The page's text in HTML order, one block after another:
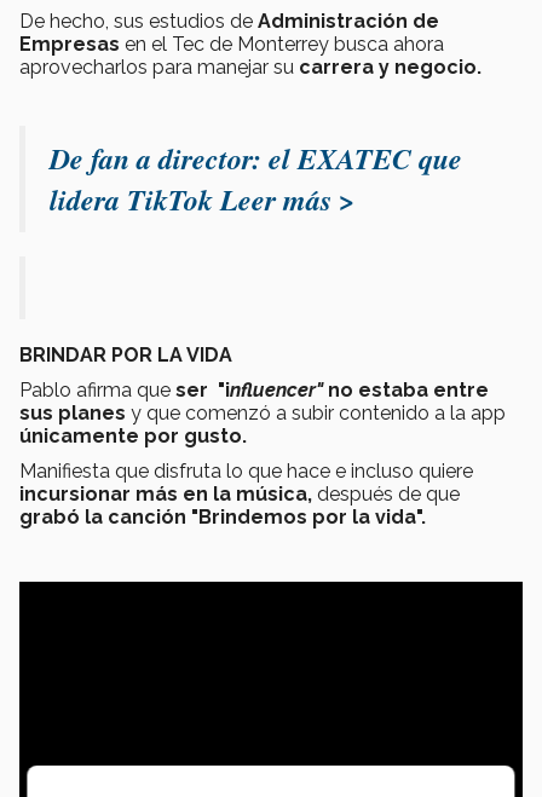
De hecho, sus estudios de Administración de
Empresas en el Tec de Monterrey busca ahora
aprovecharlos para manejar su carrera y negocio.
De fan a director: el EXATEC que
lidera TikTok Leer más >
BRINDAR POR LA VIDA
Pablo afirma que ser "influencer" no estaba entre
sus planes y que comenzó a subir contenido a la app
únicamente por gusto.
Manifiesta que disfruta lo que hace e incluso quiere
incursionar más en la música, después de que
grabó la canción "Brindemos por la vida".